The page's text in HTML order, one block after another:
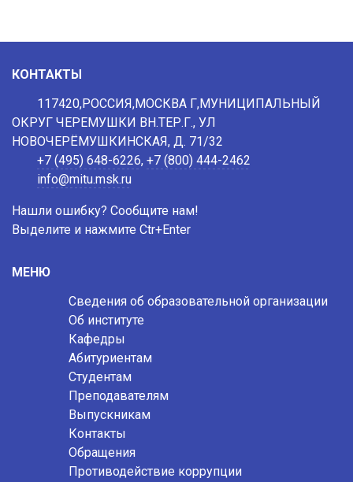
КОНТАКТЫ
117420,РОССИЯ,МОСКВА Г,МУНИЦИПАЛЬНЫЙ
ОКРУГ ЧЕРЕМУШКИ ВН.ТЕР.Г., УЛ
НОВОЧЕРЁМУШКИНСКАЯ, Д. 71/32
+7 (495) 648-6226, +7 (800) 444-2462
info@mitu.msk.ru
Нашли ошибку? Сообщите нам!
Выделите и нажмите Ctr+Enter
МЕНЮ
Сведения об образовательной организации
Об институте
Кафедры
Абитуриентам
Студентам
Преподавателям
Выпускникам
Контакты
Обращения
Противодействие коррупции